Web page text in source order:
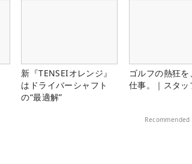
新『TENSEIオレンジ』
はドライバーシャフト
の“最適解”
ゴルフの熱狂を
仕事。｜スタッ
Recommended